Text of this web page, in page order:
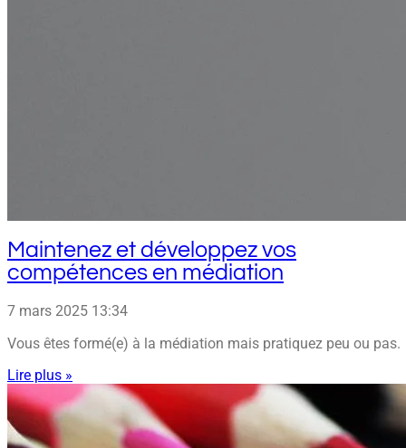
Maintenez et développez vos
compétences en médiation
7 mars 2025 13:34
Vous êtes formé(e) à la médiation mais pratiquez peu ou pas.
Lire plus »